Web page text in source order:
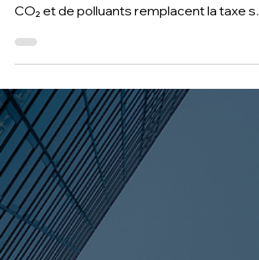
Taxes sur l'affectation des
redevable de la nouvelle TVS?
deux taxes annuelles sur les émissions de
CO₂ et de polluants remplacent la taxe sur
l'ancienneté.